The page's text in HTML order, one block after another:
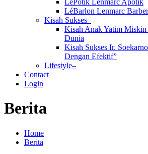
LéBarlon Lenmarc
Kisah Sukses–
Kisah Anak Yatim Miskin
Dunia
Kisah Sukses Ir.
Dengan Efektif”
Lifestyle–
Contact
Login
Berita
Home
Berita